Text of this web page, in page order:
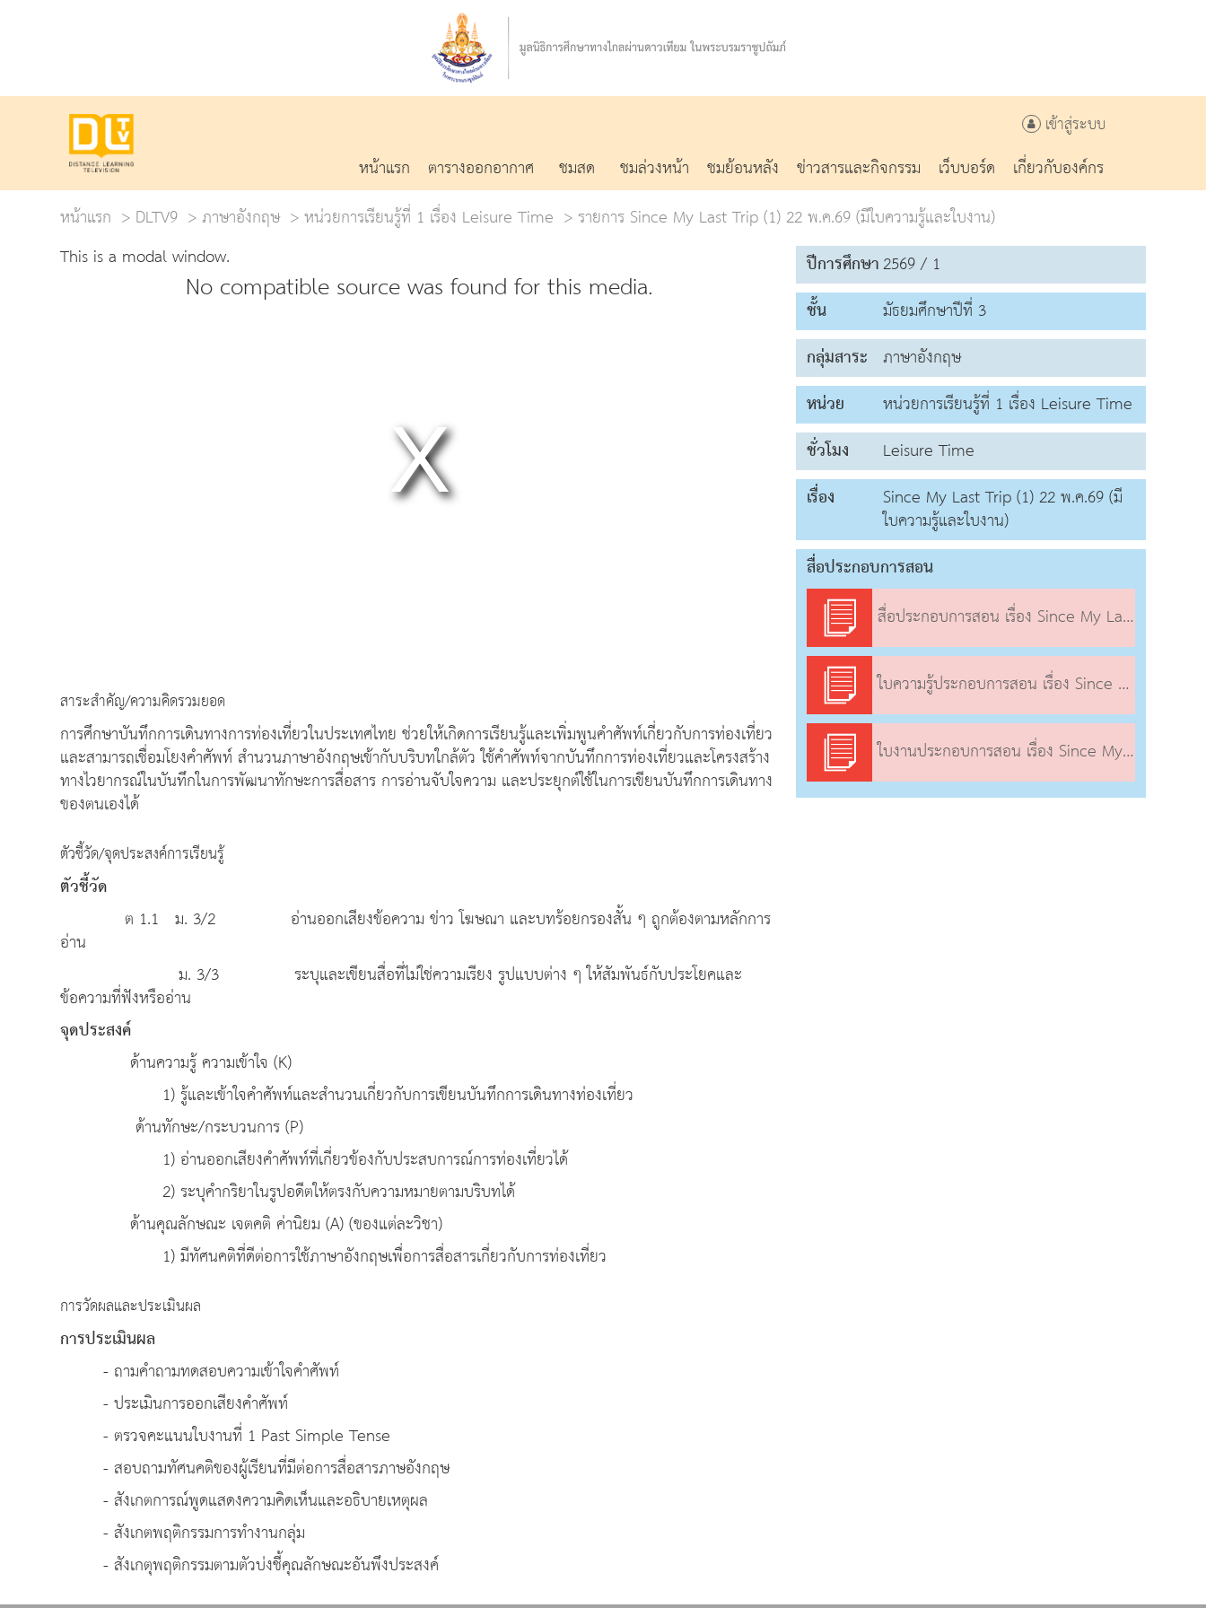
เข้าสู่ระบบ
หน้าแรก ตารางออกอากาศ ชมสด ชมล่วงหน้า ชมย้อนหลัง ข่าวสารและกิจกรรม เว็บบอร์ด
เกี่ยวกับองค์กร
หน้าแรก
DLTV9 ภาษาอังกฤษ หน่วยการเรียนรู้ที่ 1 เรื่อง Leisure Time
รายการ Since My Last Trip (1) 22 พ.ค.69 (มีใบความรู้และใบงาน)
This is a modal window.
No compatible source was found for this media.
สาระสำคัญ/ความคิดรวมยอด
การศึกษาบันทึกการเดินทางการท่องเที่ยวในประเทศไทย ช่วยให้เกิดการเรียนรู้และเพิ่มพูนคำศัพท์เกี่ยวกับการท่องเที่ยว
และสามารถเชื่อมโยงคำศัพท์ สำนวนภาษาอังกฤษเข้ากับบริบทใกล้ตัว ใช้คำศัพท์จากบันทึกการท่องเที่ยวและโครงสร้าง
ทางไวยากรณ์ในบันทึกในการพัฒนาทักษะการสื่อสาร การอ่านจับใจความ และประยุกต์ใช้ในการเขียนบันทึกการเดินทาง
ของตนเองได้
ตัวชี้วัด/จุดประสงค์การเรียนรู้
ตัวชี้วัด
ต 1.1 ม. 3/2 อ่านออกเสียงข้อความ ข่าว โฆษณา และบทร้อยกรองสั้น ๆ ถูกต้องตามหลักการ
อ่าน
ม. 3/3 ระบุและเขียนสื่อที่ไม่ใช่ความเรียง รูปแบบต่าง ๆ ให้สัมพันธ์กับประโยคและ
ข้อความที่ฟังหรืออ่าน
จุดประสงค์
ด้านความรู้ ความเข้าใจ (K)
1) รู้และเข้าใจคำศัพท์และสำนวนเกี่ยวกับการเขียนบันทึกการเดินทางท่องเที่ยว
ด้านทักษะ/กระบวนการ (P)
1) อ่านออกเสียงคำศัพท์ที่เกี่ยวข้องกับประสบการณ์การท่องเที่ยวได้
2) ระบุคำกริยาในรูปอดีตให้ตรงกับความหมายตามบริบทได้
ด้านคุณลักษณะ เจตคติ ค่านิยม (A) (ของแต่ละวิชา)
1) มีทัศนคติที่ดีต่อการใช้ภาษาอังกฤษเพื่อการสื่อสารเกี่ยวกับการท่องเที่ยว
การวัดผลและประเมินผล
การประเมินผล
- ถามคำถามทดสอบความเข้าใจคำศัพท์
- ประเมินการออกเสียงคำศัพท์
- ตรวจคะแนนใบงานที่ 1 Past Simple Tense
- สอบถามทัศนคติของผู้เรียนที่มีต่อการสื่อสารภาษอังกฤษ
- สังเกตการณ์พูดแสดงความคิดเห็นและอธิบายเหตุผล
- สังเกตพฤติกรรมการทำงานกลุ่ม
- สังเกตุพฤติกรรมตามตัวบ่งชี้คุณลักษณะอันพึงประสงค์
ปีการศึกษา2569 / 1
ชั้น
มัธยมศึกษาปีที่ 3
กลุ่มสาระ ภาษาอังกฤษ
หน่วย
หน่วยการเรียนรู้ที่ 1 เรื่อง Leisure Time
ชั่วโมง
Leisure Time
เรื่อง
Since My Last Trip (1) 22 พ.ค.69 (มี
ใบความรู้และใบงาน)
สื่อประกอบการสอน
สื่อประกอบการสอน เรื่อง Since My Last Trip (1)
ใบความรู้ประกอบการสอน เรื่อง Since My Last Trip (1)
ใบงานประกอบการสอน เรื่อง Since My Last Trip (1)